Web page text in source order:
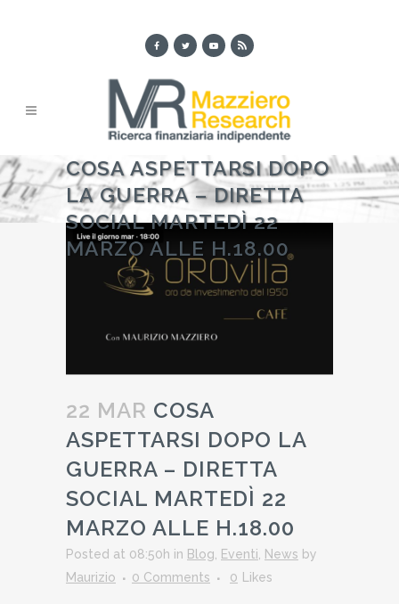
COSA ASPETTARSI DOPO
LA GUERRA – DIRETTA
SOCIAL MARTEDÌ 22
MARZO ALLE H.18.00
22 MAR COSA
ASPETTARSI DOPO LA
GUERRA – DIRETTA
SOCIAL MARTEDÌ 22
MARZO ALLE H.18.00
Posted at 08:50h in Blog Eventi News by
Maurizio
0 Comments 0 Likes